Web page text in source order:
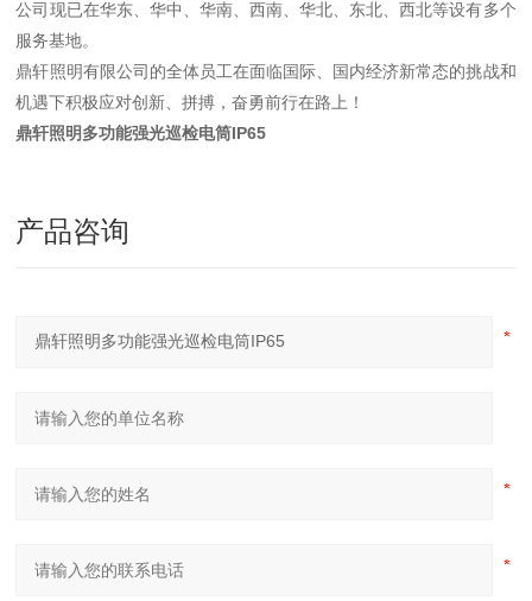
公司现已在华东、华中、华南、西南、华北、东北、西北等设有多个
服务基地。
鼎轩照明有限公司的全体员工在面临国际、国内经济新常态的挑战和
机遇下积极应对创新、拼搏，奋勇前行在路上！
鼎轩照明多功能强光巡检电筒IP65
产品咨询